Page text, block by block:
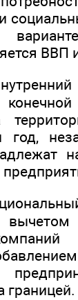
ВВП
год,
границей.